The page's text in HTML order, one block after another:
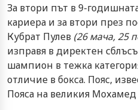
За втори път в 9-
кариера и за втори през
Кубрат Пулев (26 мача, 25
изправя в директен
шампион в тежка
отличие в бокса. Пояс,
Пояса на великия Мохамед